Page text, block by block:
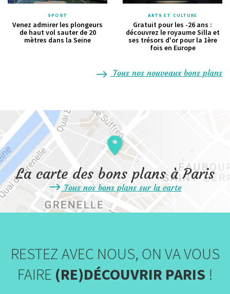
SPORT
Venez admirer les plongeurs
de haut vol sauter de 20
mètres dans la Seine
ARTS ET CULTURE
Gratuit pour les -26 ans :
découvrez le royaume Silla et
ses trésors d'or pour la 1ère
fois en Europe
Tous nos nouveaux bons plans
La carte des bons plans à Paris
Tous nos bons plans sur la carte
RESTEZ AVEC NOUS, ON VA VOUS
FAIRE (RE)DÉCOUVRIR PARIS !